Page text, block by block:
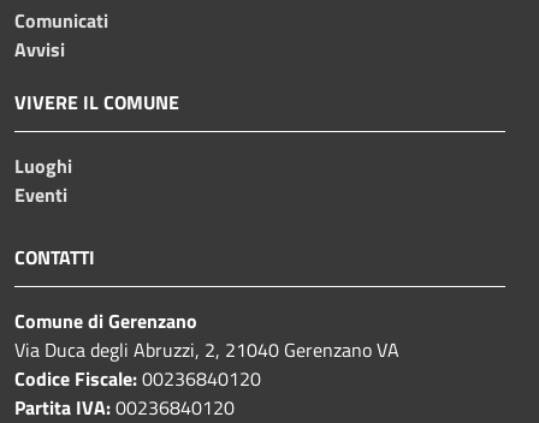
Comunicati
Avvisi
VIVERE IL COMUNE
Luoghi
Eventi
CONTATTI
Comune di Gerenzano
Via Duca degli Abruzzi, 2, 21040 Gerenzano VA
Codice Fiscale:00236840120
Partita IVA:00236840120